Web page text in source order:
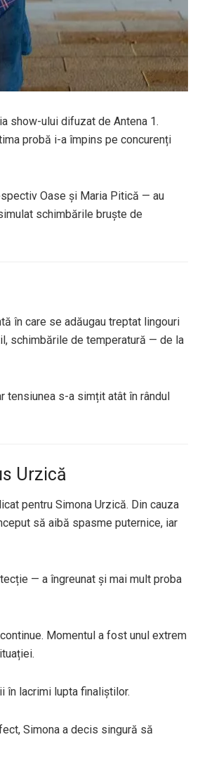
show-ului difuzat de Antena 1.
probă i-a împins pe concurenți
Oase și Maria Pitică — au
schimbările bruște de
în care se adăugau treptat lingouri
schimbările de temperatură — de la
tensiunea s-a simțit atât în rândul
Urzică
pentru Simona Urzică. Din cauza
să aibă spasme puternice, iar
— a îngreunat și mai mult proba
Momentul a fost unul extrem
în lacrimi lupta finaliștilor.
Simona a decis singură să